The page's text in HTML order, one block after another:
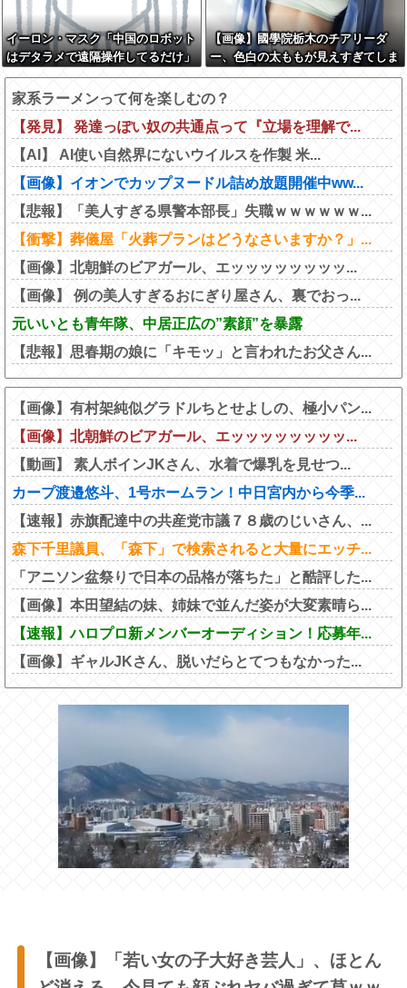
イーロン・マスク「中国のロボット
はデタラメで遠隔操作してるだけ」
【画像】國學院栃木のチアリーダ
ー、色白の太ももが見えすぎてしま
うwww
家系ラーメンって何を楽しむの？
【発見】 発達っぽい奴の共通点って『立場を理解で...
【AI】 AI使い自然界にないウイルスを作製 米...
【画像】イオンでカップヌードル詰め放題開催中ww...
【悲報】「美人すぎる県警本部長」失職ｗｗｗｗｗｗ...
【衝撃】葬儀屋「火葬プランはどうなさいますか？」...
【画像】北朝鮮のビアガール、エッッッッッッッッ...
【画像】 例の美人すぎるおにぎり屋さん、裏でおっ...
元いいとも青年隊、中居正広の”素顔”を暴露
【悲報】思春期の娘に「キモッ」と言われたお父さん...
【画像】有村架純似グラドルちとせよしの、極小パン...
【画像】北朝鮮のビアガール、エッッッッッッッッ...
【動画】 素人ボインJKさん、水着で爆乳を見せつ...
カープ渡邉悠斗、1号ホームラン！中日宮内から今季...
【速報】赤旗配達中の共産党市議７８歳のじいさん、...
森下千里議員、「森下」で検索されると大量にエッチ...
「アニソン盆祭りで日本の品格が落ちた」と酷評した...
【画像】本田望結の妹、姉妹で並んだ姿が大変素晴ら...
【速報】ハロプロ新メンバーオーディション！応募年...
【画像】ギャルJKさん、脱いだらとてつもなかった...
【画像】「若い女の子大好き芸人」、ほとん